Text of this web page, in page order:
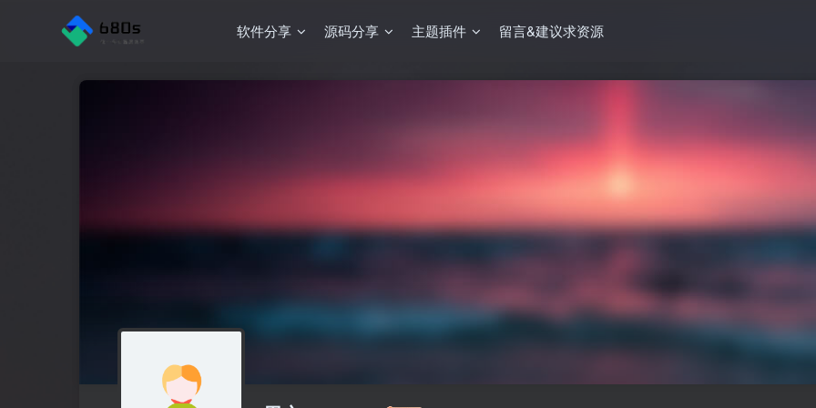
软件分享 源码分享 主题插件 留言&建议求资源